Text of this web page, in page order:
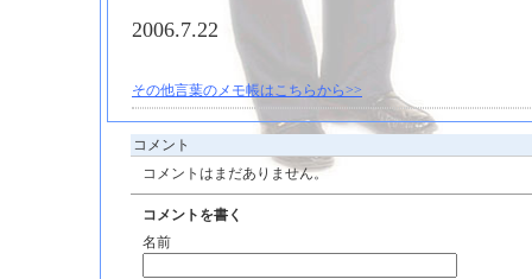
2006.7.22
その他言葉のメモ帳はこちらから>>
コメント
コメントはまだありません。
コメントを書く
名前